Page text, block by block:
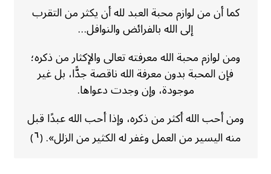
كما أن من لوازم محبة العبد لله أن يكثر من التقرب
إلى الله بالفرائض والنوافل…
ومن لوازم محبة الله معرفته تعالى والإكثار من ذكره؛
فإن المحبة بدون معرفة الله ناقصة جدًّا، بل غير
موجودة، وإن وجدت دعواها.
ومن أحب الله أكثر من ذكره، وإذا أحب الله عبدًا قبل
منه اليسير من العمل وغفر له الكثير من الزلل».(٦)